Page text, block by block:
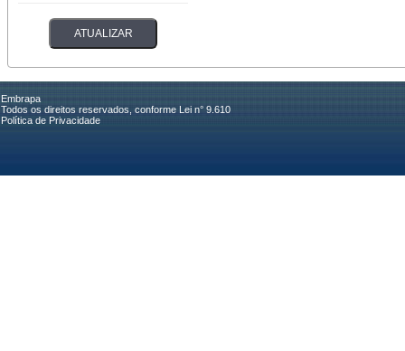
Embrapa
Todos os direitos reservados, conforme Lei n° 9.610
Política de Privacidade